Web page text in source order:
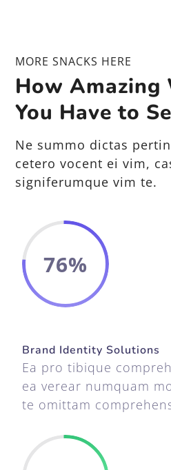
MORE SNACKS HERE
How Amazing
You Have to
Ne summo dictas
cetero vocent ei vim,
signiferumque vim te.
76%
Brand Identity Solutions
Ea pro tibique
ea verear numquam
te omittam